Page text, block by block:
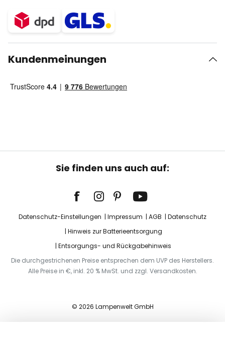
Kundenmeinungen
Sie finden uns auch auf:
Datenschutz-Einstellungen Impressum AGB
Datenschutz
Hinweis zur Batterieentsorgung
Entsorgungs- und Rückgabehinweis
Die durchgestrichenen Preise entsprechen dem UVP des Herstellers.
Alle Preise in €, inkl. 20 % MwSt. und zzgl. Versandkosten.
© 2026 Lampenwelt GmbH